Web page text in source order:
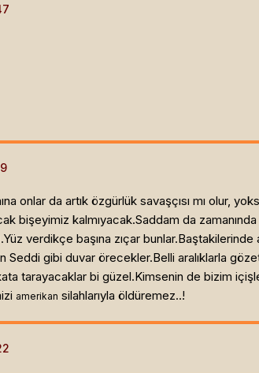
onlar da artık özgürlük savaşçısı mı olur,
bişeyimiz kalmıyacak.Saddam da
verdikçe başına zıçar
Seddi gibi duvar örecekler.Belli aralıklarla
tarayacaklar bi güzel.Kimsenin de bizim
amerikan silahlarıyla öldüremez..!